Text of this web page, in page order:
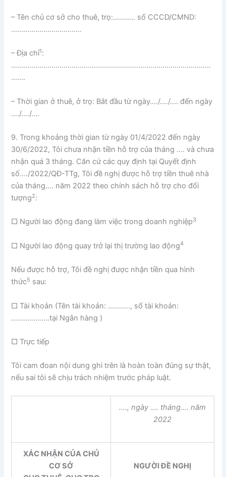
– Tên chủ cơ sở cho thuê, trọ:……….. số CCCD/CMND:
……………………………..
– Địa chỉ1:
………………………………………………………………………………………
…….
– Thời gian ở thuê, ở trọ: Bắt đầu từ ngày…./…./…. đến ngày
…./…./….
9. Trong khoảng thời gian từ ngày 01/4/2022 đến ngày
30/6/2022, Tôi chưa nhận tiền hỗ trợ của tháng …. và chưa
nhận quá 3 tháng. Căn cứ các quy định tại Quyết định
số…./2022/QĐ-TTg, Tôi đề nghị được hỗ trợ tiền thuê nhà
của tháng…. năm 2022 theo chính sách hỗ trợ cho đối
tượng2:
□ Người lao động đang làm việc trong doanh nghiệp3
□ Người lao động quay trở lại thị trường lao động4
Nếu được hỗ trợ, Tôi đề nghị được nhận tiền qua hình
thức5 sau:
□ Tài khoản (Tên tài khoản: ……….., số tài khoản:
……………….tại Ngân hàng )
□ Trực tiếp
Tôi cam đoan nội dung ghi trên là hoàn toàn đúng sự thật,
nếu sai tôi sẽ chịu trách nhiệm trước pháp luật.
…., ngày …. tháng…. năm
2022
XÁC NHẬN CỦA CHỦ
CƠ SỞ
NGƯỜI ĐỀ NGHỊ